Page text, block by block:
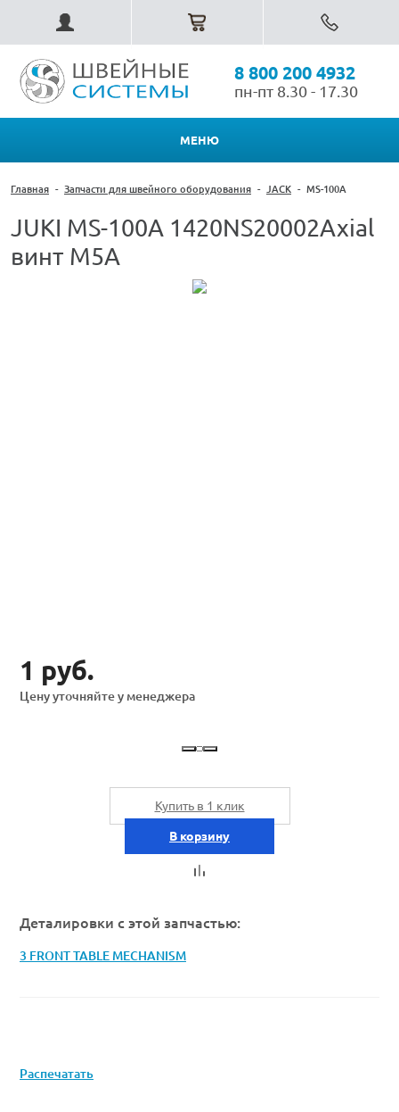
8 800 200 4932
пн-пт 8.30 - 17.30
МЕНЮ
Главная - Запчасти для швейного оборудования - JACK - MS-100A
JUKI MS-100A 1420NS20002Axial
винт M5A
1 руб.
Цену уточняйте у менеджера
Купить в 1 клик
В корзину
Деталировки с этой запчастью:
3 FRONT TABLE MECHANISM
Распечатать